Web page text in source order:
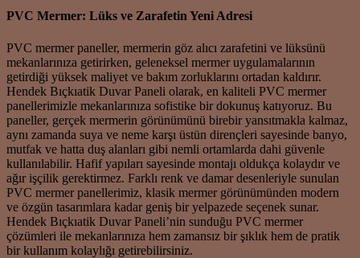
PVC Mermer: Lüks ve Zarafetin Yeni Adresi
PVC mermer paneller, mermerin göz alıcı zarafetini ve lüksünü
mekanlarınıza getirirken, geleneksel mermer uygulamalarının
getirdiği yüksek maliyet ve bakım zorluklarını ortadan kaldırır.
Hendek Bıçkıatik Duvar Paneli olarak, en kaliteli PVC mermer
panellerimizle mekanlarınıza sofistike bir dokunuş katıyoruz. Bu
paneller, gerçek mermerin görünümünü birebir yansıtmakla kalmaz,
aynı zamanda suya ve neme karşı üstün dirençleri sayesinde banyo,
mutfak ve hatta duş alanları gibi nemli ortamlarda dahi güvenle
kullanılabilir. Hafif yapıları sayesinde montajı oldukça kolaydır ve
ağır işçilik gerektirmez. Farklı renk ve damar desenleriyle sunulan
PVC mermer panellerimiz, klasik mermer görünümünden modern
ve özgün tasarımlara kadar geniş bir yelpazede seçenek sunar.
Hendek Bıçkıatik Duvar Paneli’nin sunduğu PVC mermer
çözümleri ile mekanlarınıza hem zamansız bir şıklık hem de pratik
bir kullanım kolaylığı getirebilirsiniz.